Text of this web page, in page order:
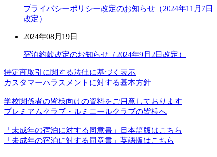
プライバシーポリシー改定のお知らせ（2024年11月7日
改定）
2024年08月19日
宿泊約款改定のお知らせ（2024年9月2日改定）
特定商取引に関する法律に基づく表示
カスタマーハラスメントに対する基本方針
学校関係者の皆様向けの資料をご用意しております
プレミアムクラブ・ルミエールクラブの皆様へ
「未成年の宿泊に対する同意書」日本語版はこちら
「未成年の宿泊に対する同意書」英語版はこちら